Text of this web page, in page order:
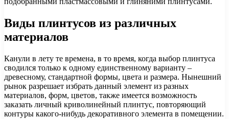
Виды плинтусов из различных
материалов
Канули в лету те времена, в то время, когда выбор плинтуса
сводился только к одному единственному варианту –
древесному, стандартной формы, цвета и размера. Нынешний
рынок разрешает избрать данный элемент из разных
материалов, форм, цветов, также имеется возможность
заказать личный криволинейный плинтус, повторяющий
контуры какого-нибудь декоративного элемента в помещении.